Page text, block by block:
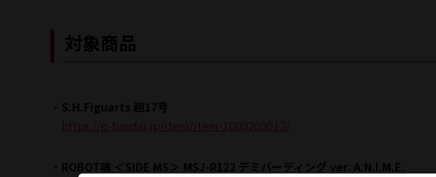
対象商品
・ S.H.Figuarts 超17号
https://p-bandai.jp/item/item-1000209012/
・ ROBOT魂 ＜SIDE MS＞ MSJ-R122 デミバーディング ver. A.N.I.M.E.